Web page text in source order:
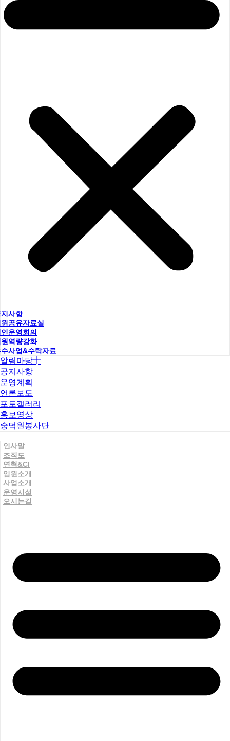
사항
공유자료실
운영회의
역량강화
사업&수탁자료
알림마당
공지사항
운영계획
언론보도
포토갤러리
홍보영상
숭덕원봉사단
인사말
조직도
연혁&CI
임원소개
사업소개
운영시설
오시는길